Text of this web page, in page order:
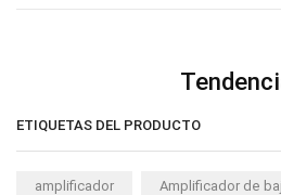
ETIQUETAS DEL PRODUCTO
amplificador Amplificador de